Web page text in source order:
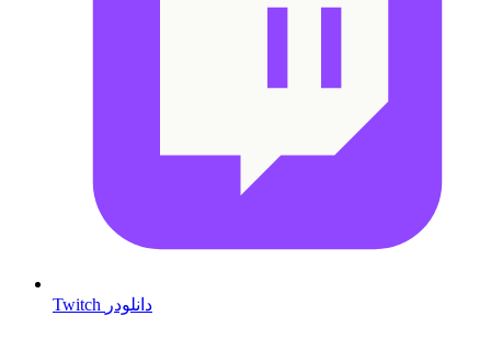
Twitch دانلودر